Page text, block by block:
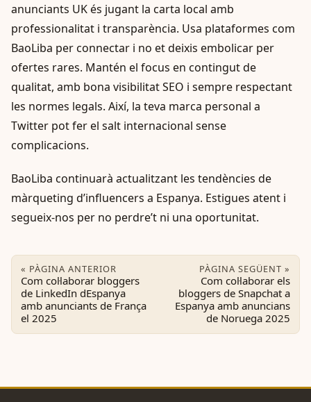
anunciants UK és jugant la carta local amb
professionalitat i transparència. Usa plataformes com
BaoLiba per connectar i no et deixis embolicar per
ofertes rares. Mantén el focus en contingut de
qualitat, amb bona visibilitat SEO i sempre respectant
les normes legals. Així, la teva marca personal a
Twitter pot fer el salt internacional sense
complicacions.
BaoLiba continuarà actualitzant les tendències de
màrqueting d’influencers a Espanya. Estigues atent i
segueix-nos per no perdre’t ni una oportunitat.
« PÀGINA ANTERIOR
Com col·laborar bloggers
de LinkedIn dEspanya
amb anunciants de França
el 2025
PÀGINA SEGÜENT »
Com col·laborar els
bloggers de Snapchat a
Espanya amb anuncians
de Noruega 2025